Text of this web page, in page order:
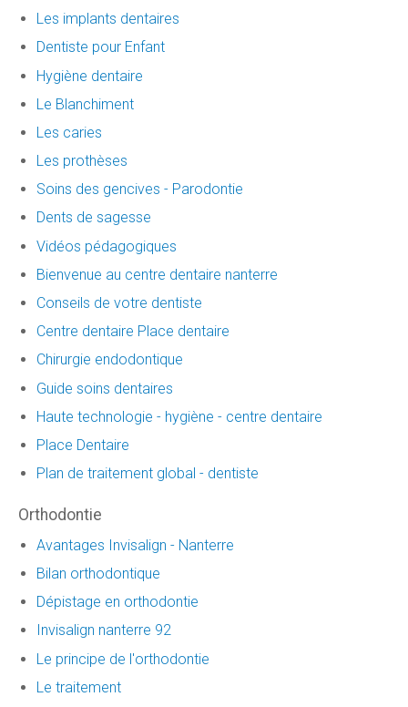
Les implants dentaires
Dentiste pour Enfant
Hygiène dentaire
Le Blanchiment
Les caries
Les prothèses
Soins des gencives - Parodontie
Dents de sagesse
Vidéos pédagogiques
Bienvenue au centre dentaire nanterre
Conseils de votre dentiste
Centre dentaire Place dentaire
Chirurgie endodontique
Guide soins dentaires
Haute technologie - hygiène - centre dentaire
Place Dentaire
Plan de traitement global - dentiste
Orthodontie
Avantages Invisalign - Nanterre
Bilan orthodontique
Dépistage en orthodontie
Invisalign nanterre 92
Le principe de l'orthodontie
Le traitement